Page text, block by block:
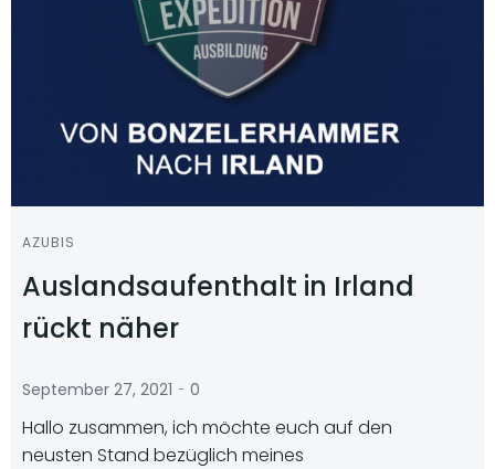
AZUBIS
Auslandsaufenthalt in Irland
rückt näher
September 27, 2021 - 0
Hallo zusammen, ich möchte euch auf den
neusten Stand bezüglich meines